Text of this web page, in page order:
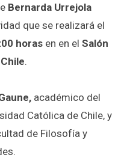
Bernarda Urrejola
que se realizará el
horas en en elSalón
.
académico del
Católica de Chile, y
de Filosofía y